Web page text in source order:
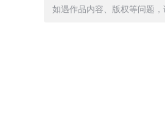
如遇作品内容、版权等问题